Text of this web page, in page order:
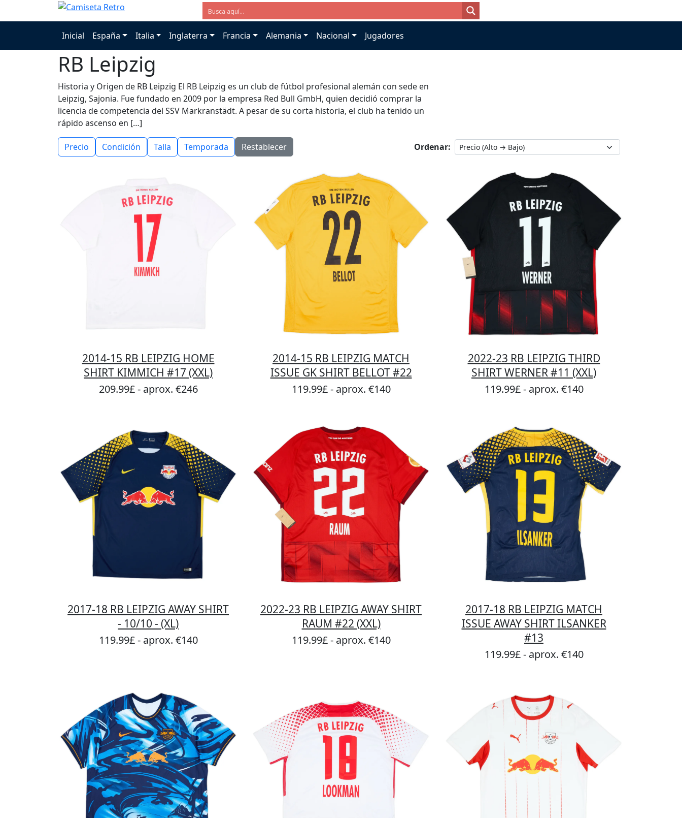
Inicial España Italia Inglaterra Francia Alemania Nacional Jugadores
RB Leipzig
Historia y Origen de RB Leipzig El RB Leipzig es un club de fútbol profesional alemán con sede en
Leipzig, Sajonia. Fue fundado en 2009 por la empresa Red Bull GmbH, quien decidió comprar la
licencia de competencia del SSV Markranstädt. A pesar de su corta historia, el club ha tenido un
rápido ascenso en […]
Precio Condición Talla Temporada Restablecer Ordenar:
2014-15 RB LEIPZIG HOME
SHIRT KIMMICH #17 (XXL)
209.99£ - aprox. €246
2014-15 RB LEIPZIG MATCH
ISSUE GK SHIRT BELLOT #22
119.99£ - aprox. €140
2022-23 RB LEIPZIG THIRD
SHIRT WERNER #11 (XXL)
119.99£ - aprox. €140
2017-18 RB LEIPZIG AWAY SHIRT
- 10/10 - (XL)
119.99£ - aprox. €140
2022-23 RB LEIPZIG AWAY SHIRT
RAUM #22 (XXL)
119.99£ - aprox. €140
2017-18 RB LEIPZIG MATCH
ISSUE AWAY SHIRT ILSANKER
#13
119.99£ - aprox. €140